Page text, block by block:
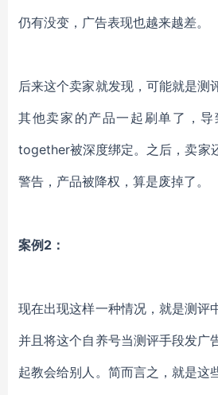
仍有没变，广告表现也越来越差。
后来这个卖家就发现，可能就是测
其他卖家的产品一起刷单了，导
together被深度绑定。之后，卖家
警告，产品被降权，算是废掉了。
案例 2：
现在出现这样一种情况，就是测评
并且将这个自养号当测评手段发广
起教会给别人。简而言之，就是这